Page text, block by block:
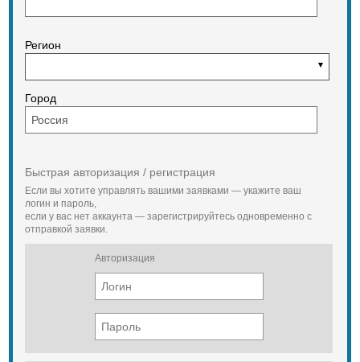
Регион
Город
Быстрая авторизация / регистрация
Если вы хотите управлять вашими заявками — укажите ваш
логин и пароль,
если у вас нет аккаунта — зарегистрируйтесь одновременно с
отправкой заявки.
Авторизация